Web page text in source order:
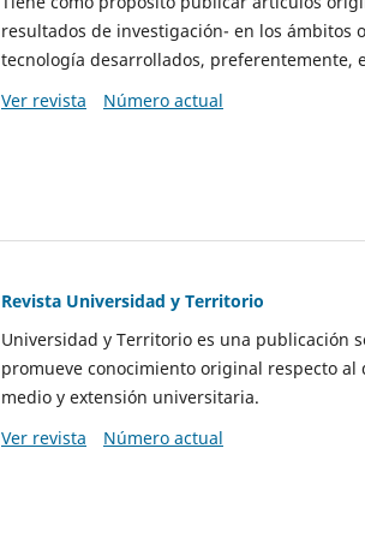
resultados de investigación- en los ámbitos
tecnología desarrollados, preferentemente,
Ver revista
Número actual
Revista Universidad y Territorio
Universidad y Territorio es una publicación
promueve conocimiento original respecto
medio y extensión universitaria.
Ver revista
Número actual